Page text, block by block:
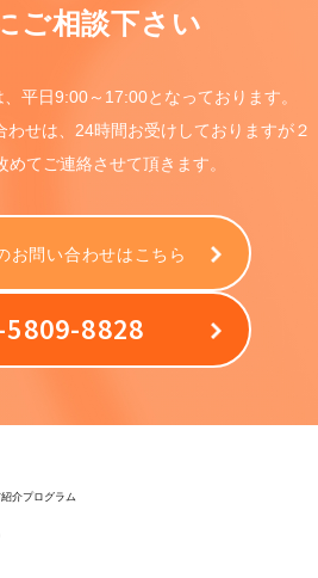
ご相談下さい
平日9:00～17:00となっております。
せは、 24時間お受けしておりますが２
めてご連絡させて頂きます。
お問い合わせはこちら
8828
介プログラム